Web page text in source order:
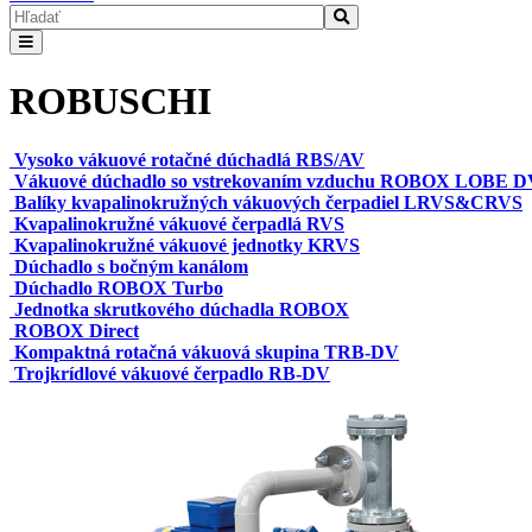
ROBUSCHI
Vysoko vákuové rotačné dúchadlá RBS/AV
Vákuové dúchadlo so vstrekovaním vzduchu ROBOX LOBE
Balíky kvapalinokružných vákuových čerpadiel LRVS&CRVS
Kvapalinokružné vákuové čerpadlá RVS
Kvapalinokružné vákuové jednotky KRVS
Dúchadlo s bočným kanálom
Dúchadlo ROBOX Turbo
Jednotka skrutkového dúchadla ROBOX
ROBOX Direct
Kompaktná rotačná vákuová skupina TRB-DV
Trojkrídlové vákuové čerpadlo RB-DV